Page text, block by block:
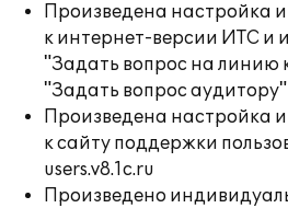
Произведена настройка
к интернет-версии ИТС и
"Задать вопрос на линию
"Задать вопрос аудитору"
Произведена настройка
к сайту поддержки
users.v8.1c.ru
Произведено